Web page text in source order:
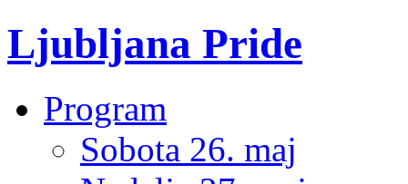
Ljubljana Pride
Program
Sobota 26. maj